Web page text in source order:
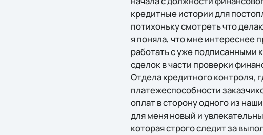
кредитные истории для
потихоньку смотреть что
я поняла, что мне интереснее
работать с уже подписанными
сделок в части проверки
Отдела кредитного контроля,
платежеспособности
оплат в сторону одного из
для меня новый и
которая строго следит за